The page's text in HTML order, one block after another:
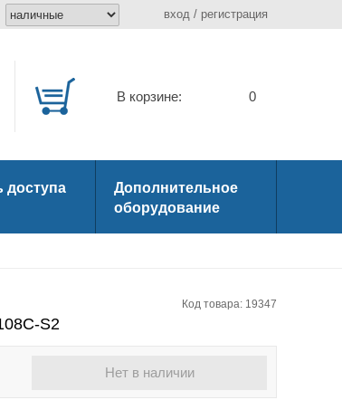
вход / регистрация
В корзине: 0
доступа
Дополнительное
оборудование
Код товара: 19347
S2
Нет в наличии